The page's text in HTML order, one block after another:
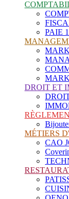
PAIE
DROIT ET
MÉTIERS
CAO